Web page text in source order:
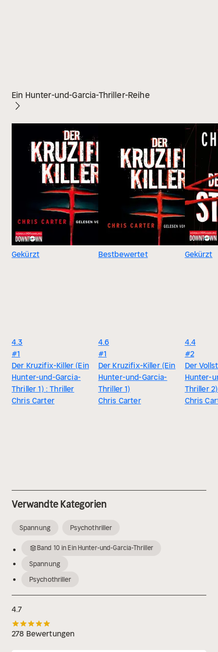
Ein Hunter-und-Garcia-Thriller-Reihe
Gekürzt
4.3
#1
Der Kruzifix-Killer (Ein
Hunter-und-Garcia-
Thriller 1) : Thriller
Chris Carter
Bestbewertet
4.6
#1
Der Kruzifix-Killer (Ein
Hunter-und-Garcia-
Thriller 1)
Chris Carter
Gekürzt
4.4
#2
Der
Hunter-
Thriller
Chris
Verwandte Kategorien
Spannung Psychothriller
Band 10inEin Hunter-und-Garcia-Thriller
Spannung
Psychothriller
4.7
278 Bewertungen